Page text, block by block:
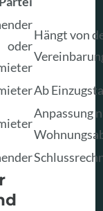
oder
Hängt von
Ab
Anpassung